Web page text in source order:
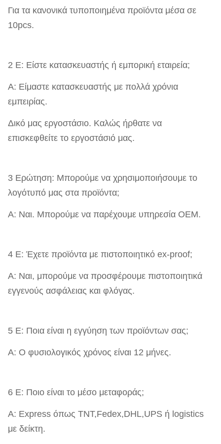
Για τα κανονικά τυποποιημένα προϊόντα μέσα σε
10pcs.
2 Ε: Είστε κατασκευαστής ή εμπορική εταιρεία;
Α: Είμαστε κατασκευαστής με πολλά χρόνια
εμπειρίας.
Δικό μας εργοστάσιο. Καλώς ήρθατε να
επισκεφθείτε το εργοστάσιό μας.
3 Ερώτηση: Μπορούμε να χρησιμοποιήσουμε το
λογότυπό μας στα προϊόντα;
Α: Ναι. Μπορούμε να παρέχουμε υπηρεσία OEM.
4 Ε: Έχετε προϊόντα με πιστοποιητικό ex-proof;
Α: Ναι, μπορούμε να προσφέρουμε πιστοποιητικά
εγγενούς ασφάλειας και φλόγας.
5 Ε: Ποια είναι η εγγύηση των προϊόντων σας;
Α: Ο φυσιολογικός χρόνος είναι 12 μήνες.
6 Ε: Ποιο είναι το μέσο μεταφοράς;
Α: Express όπως TNT,Fedex,DHL,UPS ή logistics
με δείκτη.